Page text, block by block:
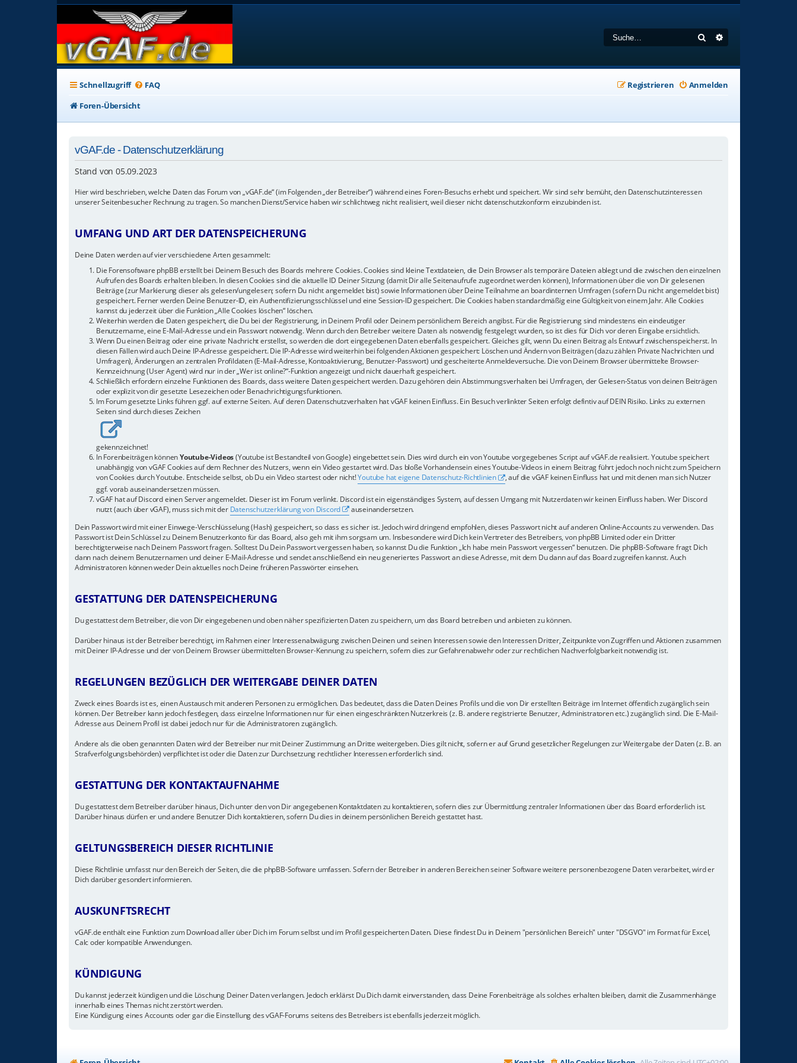
Suche
Schnellzugriff FAQ Anmelden
Registrieren
Foren-Übersicht
vGAF.de - Datenschutzerklärung
Stand von 05.09.2023
Hier wird beschrieben, welche Daten das Forum von „vGAF.de“ (im Folgenden „der Betreiber“) während eines Foren-Besuchs erhebt und speichert. Wir sind sehr bemüht, den Datenschutzinteressen
unserer Seitenbesucher Rechnung zu tragen. So manchen Dienst/Service haben wir schlichtweg nicht realisiert, weil dieser nicht datenschutzkonform einzubinden ist.
UMFANG UND ART DER DATENSPEICHERUNG
Deine Daten werden auf vier verschiedene Arten gesammelt:
Die Forensoftware phpBB erstellt bei Deinem Besuch des Boards mehrere Cookies. Cookies sind kleine Textdateien, die Dein Browser als temporäre Dateien ablegt und die zwischen den einzelnen
Aufrufen des Boards erhalten bleiben. In diesen Cookies sind die aktuelle ID Deiner Sitzung (damit Dir alle Seitenaufrufe zugeordnet werden können), Informationen über die von Dir gelesenen
Beiträge (zur Markierung dieser als gelesen/ungelesen; sofern Du nicht angemeldet bist) sowie Informationen über Deine Teilnahme an boardinternen Umfragen (sofern Du nicht angemeldet bist)
gespeichert. Ferner werden Deine Benutzer-ID, ein Authentifizierungsschlüssel und eine Session-ID gespeichert. Die Cookies haben standardmäßig eine Gültigkeit von einem Jahr. Alle Cookies
kannst du jederzeit über die Funktion „Alle Cookies löschen“ löschen.
Weiterhin werden die Daten gespeichert, die Du bei der Registrierung, in Deinem Profil oder Deinem persönlichem Bereich angibst. Für die Registrierung sind mindestens ein eindeutiger
Benutzername, eine E-Mail-Adresse und ein Passwort notwendig. Wenn durch den Betreiber weitere Daten als notwendig festgelegt wurden, so ist dies für Dich vor deren Eingabe ersichtlich.
Wenn Du einen Beitrag oder eine private Nachricht erstellst, so werden die dort eingegebenen Daten ebenfalls gespeichert. Gleiches gilt, wenn Du einen Beitrag als Entwurf zwischenspeicherst. In
diesen Fällen wird auch Deine IP-Adresse gespeichert. Die IP-Adresse wird weiterhin bei folgenden Aktionen gespeichert: Löschen und Ändern von Beiträgen (dazu zählen Private Nachrichten und
Umfragen), Änderungen an zentralen Profildaten (E-Mail-Adresse, Kontoaktivierung, Benutzer-Passwort) und gescheiterte Anmeldeversuche. Die von Deinem Browser übermittelte Browser-
Kennzeichnung (User Agent) wird nur in der „Wer ist online?“-Funktion angezeigt und nicht dauerhaft gespeichert.
Schließlich erfordern einzelne Funktionen des Boards, dass weitere Daten gespeichert werden. Dazu gehören dein Abstimmungsverhalten bei Umfragen, der Gelesen-Status von deinen Beiträgen
oder explizit von dir gesetzte Lesezeichen oder Benachrichtigungsfunktionen.
Im Forum gesetzte Links führen ggf. auf externe Seiten. Auf deren Datenschutzverhalten hat vGAF keinen Einfluss. Ein Besuch verlinkter Seiten erfolgt defintiv auf DEIN Risiko. Links zu externen
Seiten sind durch dieses Zeichen
gekennzeichnet!
In Forenbeiträgen könnenYoutube-Videos(Youtube ist Bestandteil von Google) eingebettet sein. Dies wird durch ein von Youtube vorgegebenes Script auf vGAF.de realisiert. Youtube speichert
unabhängig von vGAF Cookies auf dem Rechner des Nutzers, wenn ein Video gestartet wird. Das bloße Vorhandensein eines Youtube-Videos in einem Beitrag führt jedoch noch nicht zum Speichern
von Cookies durch Youtube. Entscheide selbst, ob Du ein Video startest oder nicht!Youtube hat eigene Datenschutz-Richtlinien
, auf die vGAF keinen Einfluss hat und mit denen man sich Nutzer
ggf. vorab auseinandersetzen müssen.
vGAF hat auf Discord einen Server angemeldet. Dieser ist im Forum verlinkt. Discord ist ein eigenständiges System, auf dessen Umgang mit Nutzerdaten wir keinen Einfluss haben. Wer Discord
nutzt (auch über vGAF), muss sich mit der Datenschutzerklärung von Discord
auseinandersetzen.
Dein Passwort wird mit einer Einwege-Verschlüsselung (Hash) gespeichert, so dass es sicher ist. Jedoch wird dringend empfohlen, dieses Passwort nicht auf anderen Online-Accounts zu verwenden. Das
Passwort ist Dein Schlüssel zu Deinem Benutzerkonto für das Board, also geh mit ihm sorgsam um. Insbesondere wird Dich kein Vertreter des Betreibers, von phpBB Limited oder ein Dritter
berechtigterweise nach Deinem Passwort fragen. Solltest Du Dein Passwort vergessen haben, so kannst Du die Funktion „Ich habe mein Passwort vergessen“ benutzen. Die phpBB-Software fragt Dich
dann nach deinem Benutzernamen und deiner E-Mail-Adresse und sendet anschließend ein neu generiertes Passwort an diese Adresse, mit dem Du dann auf das Board zugreifen kannst. Auch
Administratoren können weder Dein aktuelles noch Deine früheren Passwörter einsehen.
GESTATTUNG DER DATENSPEICHERUNG
Du gestattest dem Betreiber, die von Dir eingegebenen und oben näher spezifizierten Daten zu speichern, um das Board betreiben und anbieten zu können.
Darüber hinaus ist der Betreiber berechtigt, im Rahmen einer Interessenabwägung zwischen Deinen und seinen Interessen sowie den Interessen Dritter, Zeitpunkte von Zugriffen und Aktionen zusammen
mit Deiner IP-Adresse und der von Deinem Browser übermittelten Browser-Kennung zu speichern, sofern dies zur Gefahrenabwehr oder zur rechtlichen Nachverfolgbarkeit notwendig ist.
REGELUNGEN BEZÜGLICH DER WEITERGABE DEINER DATEN
Zweck eines Boards ist es, einen Austausch mit anderen Personen zu ermöglichen. Das bedeutet, dass die Daten Deines Profils und die von Dir erstellten Beiträge im Internet öffentlich zugänglich sein
können. Der Betreiber kann jedoch festlegen, dass einzelne Informationen nur für einen eingeschränkten Nutzerkreis (z. B. andere registrierte Benutzer, Administratoren etc.) zugänglich sind. Die E-Mail-
Adresse aus Deinem Profil ist dabei jedoch nur für die Administratoren zugänglich.
Andere als die oben genannten Daten wird der Betreiber nur mit Deiner Zustimmung an Dritte weitergeben. Dies gilt nicht, sofern er auf Grund gesetzlicher Regelungen zur Weitergabe der Daten (z. B. an
Strafverfolgungsbehörden) verpflichtet ist oder die Daten zur Durchsetzung rechtlicher Interessen erforderlich sind.
GESTATTUNG DER KONTAKTAUFNAHME
Du gestattest dem Betreiber darüber hinaus, Dich unter den von Dir angegebenen Kontaktdaten zu kontaktieren, sofern dies zur Übermittlung zentraler Informationen über das Board erforderlich ist.
Darüber hinaus dürfen er und andere Benutzer Dich kontaktieren, sofern Du dies in deinem persönlichen Bereich gestattet hast.
GELTUNGSBEREICH DIESER RICHTLINIE
Diese Richtlinie umfasst nur den Bereich der Seiten, die die phpBB-Software umfassen. Sofern der Betreiber in anderen Bereichen seiner Software weitere personenbezogene Daten verarbeitet, wird er
Dich darüber gesondert informieren.
AUSKUNFTSRECHT
vGAF.de enthält eine Funktion zum Download aller über Dich im Forum selbst und im Profil gespeicherten Daten. Diese findest Du in Deinem "persönlichen Bereich" unter "DSGVO" im Format für Excel,
Calc oder kompatible Anwendungen.
KÜNDIGUNG
Du kannst jederzeit kündigen und die Löschung Deiner Daten verlangen. Jedoch erklärst Du Dich damit einverstanden, dass Deine Forenbeiträge als solches erhalten bleiben, damit die Zusammenhänge
innerhalb eines Themas nicht zerstört werden.
Eine Kündigung eines Accounts oder gar die Einstellung des vGAF-Forums seitens des Betreibers ist ebenfalls jederzeit möglich.